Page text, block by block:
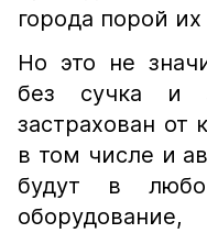
города порой
Но это не
без сучка и
застрахован от
в том числе и
будут в
оборудование,